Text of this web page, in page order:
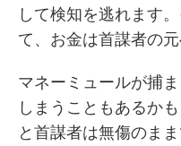
して検知を逃れます
て、お金は首謀者の元
マネーミュールが捕
しまうこともあるか
と首謀者は無傷のまま